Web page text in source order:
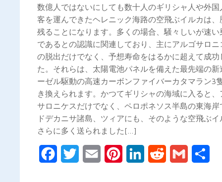
数億人ではないにしても数十人のギリシャ人や外国
客を運んできたヘレニック海路の空飛ぶイルカは、
残ることになります。多くの場合、騒々しいが速い
であるとの認識に関連しており、主にアルゴサロニ
の脱出だけでなく、予想寿命をはるかに超えて成功
た。それらは、太陽電池パネルを備えた最先端の新
ーゼル駆動の高速カーボンファイバーカタマラン3
き換えられます。かつてギリシャの海域に入ると、
サロニケスだけでなく、ペロポネソス半島の東海岸
ドデカニサ諸島、ツィアにも、そのような空飛ぶイ
さらに多く送られました[…]
FacebookTwitter Email PinterestLinkedIn Reddit Gmail